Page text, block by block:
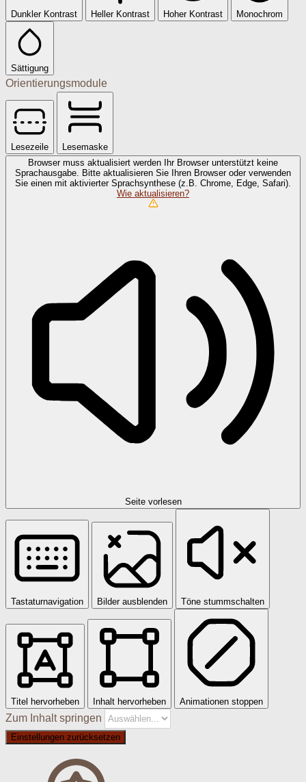
Dunkler Kontrast Heller Kontrast Hoher Kontrast Monochrom
Sättigung
Orientierungsmodule
Lesezeile
Lesemaske
Browser muss aktualisiert werden
Ihr Browser unterstützt keine
Sprachausgabe. Bitte aktualisieren Sie Ihren Browser oder verwenden
Sie einen mit aktivierter Sprachsynthese (z.B. Chrome, Edge, Safari).
Wie aktualisieren?
Seite vorlesen
Tastaturnavigation Bilder ausblenden Töne stummschalten
Titel hervorheben Inhalt hervorheben Animationen stoppen
Zum Inhalt springen
Einstellungen zurücksetzen